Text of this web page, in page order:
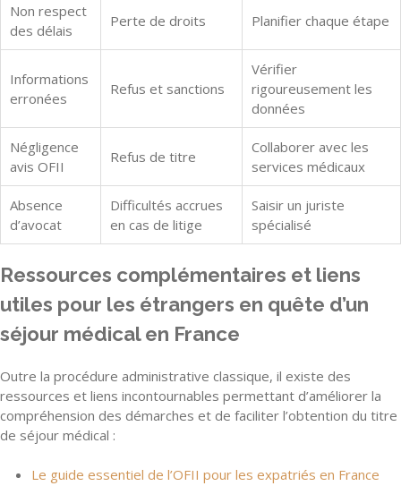
Non respect
des délais
Perte de droits Planifier chaque étape
Informations
erronées
Refus et sanctions
Vérifier
rigoureusement les
données
Négligence
avis OFII
Refus de titre
Collaborer avec les
services médicaux
Absence
d’avocat
Difficultés accrues
en cas de litige
Saisir un juriste
spécialisé
Ressources complémentaires et liens
utiles pour les étrangers en quête d’un
séjour médical en France
Outre la procédure administrative classique, il existe des
ressources et liens incontournables permettant d’améliorer la
compréhension des démarches et de faciliter l’obtention du titre
de séjour médical :
Le guide essentiel de l’OFII pour les expatriés en France